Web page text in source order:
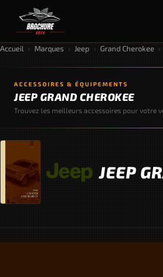
Accueil › Marques › Jeep › Grand Cherokee ›
ACCESSOIRES & ÉQUIPEMENTS
JEEP GRAND CHEROKEE
Trouvez les meilleurs accessoires pour votre
JEEP